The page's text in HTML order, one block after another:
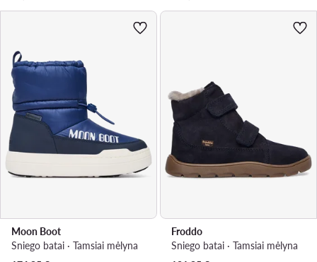
Moon Boot
Sniego batai · Tamsiai mėlyna
Froddo
Sniego batai · Tamsiai mėlyna